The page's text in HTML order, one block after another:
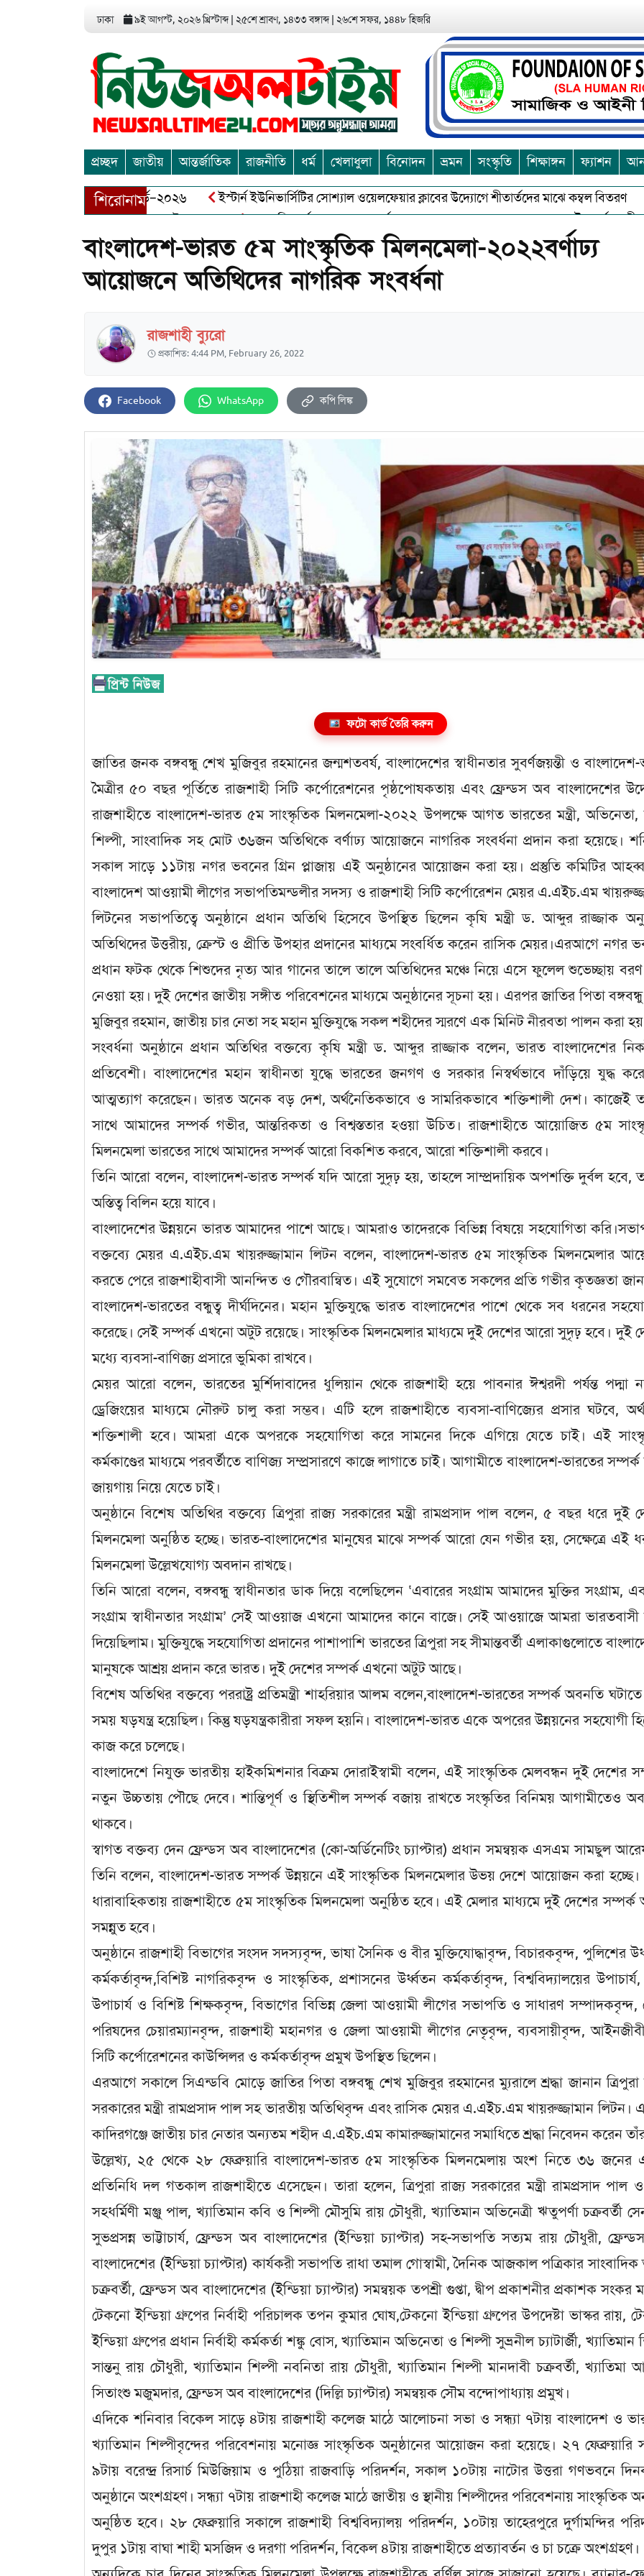
ঢাকা ৯ই আগস্ট, ২০২৬ খ্রিস্টাব্দ ২৫শে শ্রাবণ, ১৪৩৩ বঙ্গাব্দ ২৬শে সফর, ১৪৪৮ হিজরি
প্রচ্ছদ জাতীয় আন্তর্জাতিক রাজনীতি ধর্ম খেলাধুলা বিনোদন ভ্রমন সংস্কৃতি শিক্ষাঙ্গন ফ্যাশন
শিরোনাম
অ্যাওয়ার্ড–২০২৬ ইস্টার্ন ইউনিভার্সিটির সোশ্যাল ওয়েলফেয়ার ক্লাবের উদ্যোগে শীতার্তদের মাঝে কম্বল বিতরণ
আব্দুল খালেক এর ইন্তেকাল
আত্মশুদ্ধি অর্জন ও অশুভকে বর্জন করে সত্য,সুন্দরকে বরনে কলাপাড়ায় বৌদ্ধ ধর্মাবলম্বীদের
বাংলাদেশ-ভারত ৫ম সাংস্কৃতিক মিলনমেলা-২০২২বর্ণাঢ্য
আয়োজনে অতিথিদের নাগরিক সংবর্ধনা
রাজশাহী ব্যুরো
প্রকাশিত: 4:44 PM, February 26, 2022
Facebook WhatsApp কপি লিঙ্ক
ফটো কার্ড তৈরি করুন
জাতির জনক বঙ্গবন্ধু শেখ মুজিবুর রহমানের জন্মশতবর্ষ, বাংলাদেশের স্বাধীনতার সুবর্ণজয়ন্তী ও
মৈত্রীর ৫০ বছর পূর্তিতে রাজশাহী সিটি কর্পোরেশনের পৃষ্ঠপোষকতায় এবং ফ্রেন্ডস অব বাংলাদেশের
রাজশাহীতে বাংলাদেশ-ভারত ৫ম সাংস্কৃতিক মিলনমেলা-২০২২ উপলক্ষে আগত ভারতের মন্ত্রী, অভিনেতা,
শিল্পী, সাংবাদিক সহ মোট ৩৬জন অতিথিকে বর্ণাঢ্য আয়োজনে নাগরিক সংবর্ধনা প্রদান করা হয়েছে।
সকাল সাড়ে ১১টায় নগর ভবনের গ্রিন প্লাজায় এই অনুষ্ঠানের আয়োজন করা হয়। প্রস্তুতি কমিটির
বাংলাদেশ আওয়ামী লীগের সভাপতিমন্ডলীর সদস্য ও রাজশাহী সিটি কর্পোরেশন মেয়র এ.এইচ.এম
লিটনের সভাপতিত্বে অনুষ্ঠানে প্রধান অতিথি হিসেবে উপস্থিত ছিলেন কৃষি মন্ত্রী ড. আব্দুর রাজ্জাক
অতিথিদের উত্তরীয়, ক্রেস্ট ও প্রীতি উপহার প্রদানের মাধ্যমে সংবর্ধিত করেন রাসিক মেয়র।এরআগে নগর
প্রধান ফটক থেকে শিশুদের নৃত্য আর গানের তালে তালে অতিথিদের মঞ্চে নিয়ে এসে ফুলেল শুভেচ্ছায়
নেওয়া হয়। দুই দেশের জাতীয় সঙ্গীত পরিবেশনের মাধ্যমে অনুষ্ঠানের সূচনা হয়। এরপর জাতির পিতা
মুজিবুর রহমান, জাতীয় চার নেতা সহ মহান মুক্তিযুদ্ধে সকল শহীদের স্মরণে এক মিনিট নীরবতা পালন করা
সংবর্ধনা অনুষ্ঠানে প্রধান অতিথির বক্তব্যে কৃষি মন্ত্রী ড. আব্দুর রাজ্জাক বলেন, ভারত বাংলাদেশের
প্রতিবেশী। বাংলাদেশের মহান স্বাধীনতা যুদ্ধে ভারতের জনগণ ও সরকার নিস্বর্থভাবে দাঁড়িয়ে যুদ্ধ
আত্মত্যাগ করেছেন। ভারত অনেক বড় দেশ, অর্থনৈতিকভাবে ও সামরিকভাবে শক্তিশালী দেশ। কাজেই
সাথে আমাদের সম্পর্ক গভীর, আন্তরিকতা ও বিশ্বস্ততার হওয়া উচিত। রাজশাহীতে আয়োজিত ৫ম
মিলনমেলা ভারতের সাথে আমাদের সম্পর্ক আরো বিকশিত করবে, আরো শক্তিশালী করবে।
তিনি আরো বলেন, বাংলাদেশ-ভারত সম্পর্ক যদি আরো সুদৃঢ় হয়, তাহলে সাম্প্রদায়িক অপশক্তি দুর্বল হবে,
অস্তিত্ব বিলিন হয়ে যাবে।
বাংলাদেশের উন্নয়নে ভারত আমাদের পাশে আছে। আমরাও তাদেরকে বিভিন্ন বিষয়ে সহযোগিতা
বক্তব্যে মেয়র এ.এইচ.এম খায়রুজ্জামান লিটন বলেন, বাংলাদেশ-ভারত ৫ম সাংস্কৃতিক মিলনমেলার
করতে পেরে রাজশাহীবাসী আনন্দিত ও গৌরবান্বিত। এই সুযোগে সমবেত সকলের প্রতি গভীর কৃতজ্ঞতা
বাংলাদেশ-ভারতের বন্ধুত্ব দীর্ঘদিনের। মহান মুক্তিযুদ্ধে ভারত বাংলাদেশের পাশে থেকে সব ধরনের
করেছে। সেই সম্পর্ক এখনো অটুট রয়েছে। সাংস্কৃতিক মিলনমেলার মাধ্যমে দুই দেশের আরো সুদৃঢ় হবে। দুই
মধ্যে ব্যবসা-বাণিজ্য প্রসারে ভুমিকা রাখবে।
মেয়র আরো বলেন, ভারতের মুর্শিদাবাদের ধুলিয়ান থেকে রাজশাহী হয়ে পাবনার ঈশ্বরদী পর্যন্ত পদ্মা
ড্রেজিংয়ের মাধ্যমে নৌরুট চালু করা সম্ভব। এটি হলে রাজশাহীতে ব্যবসা-বাণিজ্যের প্রসার ঘটবে,
শক্তিশালী হবে। আমরা একে অপরকে সহযোগিতা করে সামনের দিকে এগিয়ে যেতে চাই। এই
কর্মকাণ্ডের মাধ্যমে পরবর্তীতে বাণিজ্য সম্প্রসারণে কাজে লাগাতে চাই। আগামীতে বাংলাদেশ-ভারতের
জায়গায় নিয়ে যেতে চাই।
অনুষ্ঠানে বিশেষ অতিথির বক্তব্যে ত্রিপুরা রাজ্য সরকারের মন্ত্রী রামপ্রসাদ পাল বলেন, ৫ বছর ধরে দুই
মিলনমেলা অনুষ্ঠিত হচ্ছে। ভারত-বাংলাদেশের মানুষের মাঝে সম্পর্ক আরো যেন গভীর হয়, সেক্ষেত্রে এই
মিলনমেলা উল্লেখযোগ্য অবদান রাখছে।
তিনি আরো বলেন, বঙ্গবন্ধু স্বাধীনতার ডাক দিয়ে বলেছিলেন ‘এবারের সংগ্রাম আমাদের মুক্তির সংগ্রাম,
সংগ্রাম স্বাধীনতার সংগ্রাম’ সেই আওয়াজ এখনো আমাদের কানে বাজে। সেই আওয়াজে আমরা ভারতবাসী
দিয়েছিলাম। মুক্তিযুদ্ধে সহযোগিতা প্রদানের পাশাপাশি ভারতের ত্রিপুরা সহ সীমান্তবর্তী এলাকাগুলোতে
মানুষকে আশ্রয় প্রদান করে ভারত। দুই দেশের সম্পর্ক এখনো অটুট আছে।
বিশেষ অতিথির বক্তব্যে পররাষ্ট্র প্রতিমন্ত্রী শাহরিয়ার আলম বলেন,বাংলাদেশ-ভারতের সম্পর্ক অবনতি ঘটাতে
সময় ষড়যন্ত্র হয়েছিল। কিন্তু ষড়যন্ত্রকারীরা সফল হয়নি। বাংলাদেশ-ভারত একে অপরের উন্নয়নের সহযোগী
কাজ করে চলেছে।
বাংলাদেশে নিযুক্ত ভারতীয় হাইকমিশনার বিক্রম দোরাইস্বামী বলেন, এই সাংস্কৃতিক মেলবন্ধন দুই দেশের
নতুন উচ্চতায় পৌছে দেবে। শান্তিপূর্ণ ও স্থিতিশীল সম্পর্ক বজায় রাখতে সংস্কৃতির বিনিময় আগামীতেও
থাকবে।
স্বাগত বক্তব্য দেন ফ্রেন্ডস অব বাংলাদেশের (কো-অর্ডিনেটিং চ্যাপ্টার) প্রধান সমন্বয়ক এসএম সামছুল
তিনি বলেন, বাংলাদেশ-ভারত সম্পর্ক উন্নয়নে এই সাংস্কৃতিক মিলনমেলার উভয় দেশে আয়োজন করা
ধারাবাহিকতায় রাজশাহীতে ৫ম সাংস্কৃতিক মিলনমেলা অনুষ্ঠিত হবে। এই মেলার মাধ্যমে দুই দেশের
সমন্নুত হবে।
অনুষ্ঠানে রাজশাহী বিভাগের সংসদ সদস্যবৃন্দ, ভাষা সৈনিক ও বীর মুক্তিযোদ্ধাবৃন্দ, বিচারকবৃন্দ, পুলিশের
কর্মকর্তাবৃন্দ,বিশিষ্ট নাগরিকবৃন্দ ও সাংস্কৃতিক, প্রশাসনের উর্ধ্বতন কর্মকর্তাবৃন্দ, বিশ্ববিদ্যালয়ের
উপাচার্য ও বিশিষ্ট শিক্ষকবৃন্দ, বিভাগের বিভিন্ন জেলা আওয়ামী লীগের সভাপতি ও সাধারণ সম্পাদকবৃন্দ,
পরিষদের চেয়ারম্যানবৃন্দ, রাজশাহী মহানগর ও জেলা আওয়ামী লীগের নেতৃবৃন্দ, ব্যবসায়ীবৃন্দ,
সিটি কর্পোরেশনের কাউন্সিলর ও কর্মকর্তাবৃন্দ প্রমুখ উপস্থিত ছিলেন।
এরআগে সকালে সিএন্ডবি মোড়ে জাতির পিতা বঙ্গবন্ধু শেখ মুজিবুর রহমানের ম্যুরালে শ্রদ্ধা জানান ত্রিপুরা
সরকারের মন্ত্রী রামপ্রসাদ পাল সহ ভারতীয় অতিথিবৃন্দ এবং রাসিক মেয়র এ.এইচ.এম খায়রুজ্জামান লিটন।
কাদিরগঞ্জে জাতীয় চার নেতার অন্যতম শহীদ এ.এইচ.এম কামারুজ্জামানের সমাধিতে শ্রদ্ধা নিবেদন করেন
উল্লেখ্য, ২৫ থেকে ২৮ ফেব্রুয়ারি বাংলাদেশ-ভারত ৫ম সাংস্কৃতিক মিলনমেলায় অংশ নিতে ৩৬ জনের
প্রতিনিধি দল গতকাল রাজশাহীতে এসেছেন। তারা হলেন, ত্রিপুরা রাজ্য সরকারের মন্ত্রী রামপ্রসাদ পাল
সহধর্মিণী মঞ্জু পাল, খ্যাতিমান কবি ও শিল্পী মৌসুমি রায় চৌধুরী, খ্যাতিমান অভিনেত্রী ঋতুপর্ণা চক্রবর্তী
সুভপ্রসন্ন ভাট্টাচার্য, ফ্রেন্ডস অব বাংলাদেশের (ইন্ডিয়া চ্যাপ্টার) সহ-সভাপতি সত্যম রায় চৌধুরী,
বাংলাদেশের (ইন্ডিয়া চ্যাপ্টার) কার্যকরী সভাপতি রাধা তমাল গোস্বামী, দৈনিক আজকাল পত্রিকার
চক্রবর্তী, ফ্রেন্ডস অব বাংলাদেশের (ইন্ডিয়া চ্যাপ্টার) সমন্বয়ক তপশ্রী গুপ্তা, দ্বীপ প্রকাশনীর প্রকাশক সংকর
টেকনো ইন্ডিয়া গ্রুপের নির্বাহী পরিচালক তপন কুমার ঘোষ,টেকনো ইন্ডিয়া গ্রুপের উপদেষ্টা ভাস্কর রায়,
ইন্ডিয়া গ্রুপের প্রধান নির্বাহী কর্মকর্তা শঙ্কু বোস, খ্যাতিমান অভিনেতা ও শিল্পী সুভ্রনীল চ্যাটার্জী, খ্যাতিমান
সান্তনু রায় চৌধুরী, খ্যাতিমান শিল্পী নবনিতা রায় চৌধুরী, খ্যাতিমান শিল্পী মানদাবী চক্রবর্তী, খ্যাতিমা
সিতাংশু মজুমদার, ফ্রেন্ডস অব বাংলাদেশের (দিল্লি চ্যাপ্টার) সমন্বয়ক সৌম বন্দোপাধ্যায় প্রমুখ।
এদিকে শনিবার বিকেল সাড়ে ৪টায় রাজশাহী কলেজ মাঠে আলোচনা সভা ও সন্ধ্যা ৭টায় বাংলাদেশ ও
খ্যাতিমান শিল্পীবৃন্দের পরিবেশনায় মনোজ্ঞ সাংস্কৃতিক অনুষ্ঠানের আয়োজন করা হয়েছে। ২৭ ফেব্রুয়ারি
৯টায় বরেন্দ্র রিসার্চ মিউজিয়াম ও পুঠিয়া রাজবাড়ি পরিদর্শন, সকাল ১০টায় নাটোর উত্তরা গণভবনে
অনুষ্ঠানে অংশগ্রহণ। সন্ধ্যা ৭টায় রাজশাহী কলেজ মাঠে জাতীয় ও স্থানীয় শিল্পীদের পরিবেশনায় সাংস্কৃতিক
অনুষ্ঠিত হবে। ২৮ ফেব্রুয়ারি সকালে রাজশাহী বিশ্ববিদ্যালয় পরিদর্শন, ১০টায় তাহেরপুরে দুর্গামন্দির
দুপুর ১টায় বাঘা শাহী মসজিদ ও দরগা পরিদর্শন, বিকেল ৪টায় রাজশাহীতে প্রত্যাবর্তন ও চা চক্রে অংশগ্রহণ।